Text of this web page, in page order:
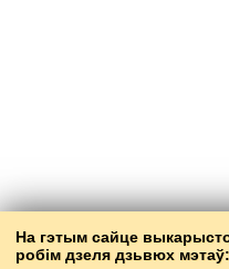
На гэтым сайце
робім дзеля дзьвюх мэтаў: